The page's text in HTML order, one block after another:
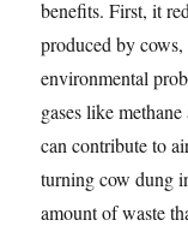
benefits. First, it
produced by
environmental
gases like
can contribute to
turning cow dung
amount of waste